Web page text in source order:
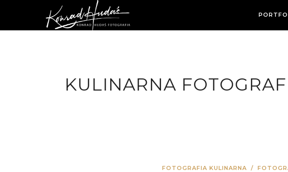
KULINARNA
FOTOGRAFIA KULINARNA /